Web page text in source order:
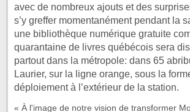
avec de nombreux ajouts et des
s’y greffer momentanément pendant la
une bibliothèque numérique gratuite
quarantaine de livres québécois sera
partout dans la métropole: dans 65
Laurier, sur la ligne orange, sous la
déploiement à l’extérieur de la station.
« À l'image de notre vision de transformer